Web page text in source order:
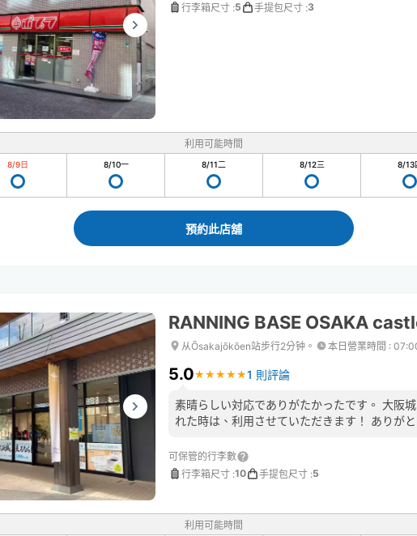
行李箱尺寸 :5 手提包尺寸 :3
利用可能時間
8/9日 8/10一 8/11二 8/12三 8/13
預約此店舖
RANNING BASE OSAKA
从Ōsakajōkōen站步行2分钟。 本日營業時間 :
5.0★ ★ ★ ★ ★
★ ★ ★ ★ ★1 則評論
素晴らしい対応でありがたかったです。 大阪
れた時は、利用させていただきます！ ありが
可保管的行李數
行李箱尺寸 :10 手提包尺寸 :5
利用可能時間